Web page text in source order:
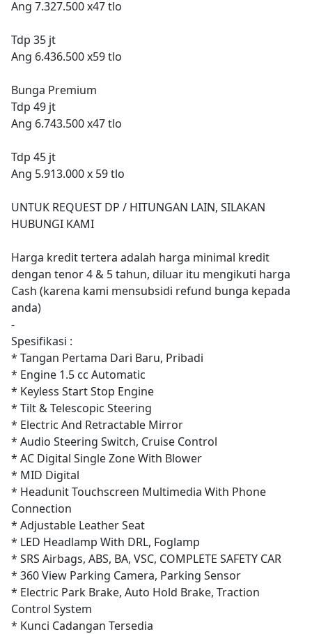
Ang 7.327.500 x47 tlo
Tdp 35 jt
Ang 6.436.500 x59 tlo
Bunga Premium
Tdp 49 jt
Ang 6.743.500 x47 tlo
Tdp 45 jt
Ang 5.913.000 x 59 tlo
UNTUK REQUEST DP / HITUNGAN LAIN, SILAKAN
HUBUNGI KAMI
Harga kredit tertera adalah harga minimal kredit
dengan tenor 4 & 5 tahun, diluar itu mengikuti harga
Cash (karena kami mensubsidi refund bunga kepada
anda)
-
Spesifikasi :
* Tangan Pertama Dari Baru, Pribadi
* Engine 1.5 cc Automatic
* Keyless Start Stop Engine
* Tilt & Telescopic Steering
* Electric And Retractable Mirror
* Audio Steering Switch, Cruise Control
* AC Digital Single Zone With Blower
* MID Digital
* Headunit Touchscreen Multimedia With Phone
Connection
* Adjustable Leather Seat
* LED Headlamp With DRL, Foglamp
* SRS Airbags, ABS, BA, VSC, COMPLETE SAFETY CAR
* 360 View Parking Camera, Parking Sensor
* Electric Park Brake, Auto Hold Brake, Traction
Control System
* Kunci Cadangan Tersedia